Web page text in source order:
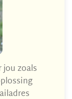
zoals